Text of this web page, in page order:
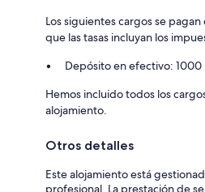
Los siguientes cargos se
que las tasas incluyan los
Depósito en efectivo: 1000
Hemos incluido todos los
alojamiento.
Otros detalles
Este alojamiento está
profesional. La prestación de